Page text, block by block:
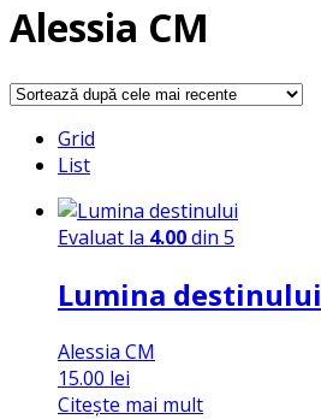
Alessia CM
Grid
List
Evaluat la 4.00din 5
Lumina destinului
Alessia CM
15.00 lei
Citește mai mult